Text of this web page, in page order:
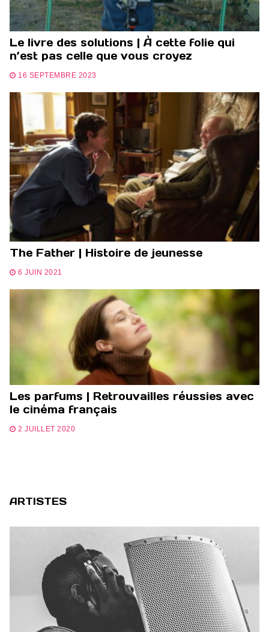
Le livre des solutions | À cette folie qui
n’est pas celle que vous croyez
16 SEPTEMBRE 2023
The Father | Histoire de jeunesse
6 JUIN 2021
Les parfums | Retrouvailles réussies avec
le cinéma français
2 JUILLET 2020
ARTISTES